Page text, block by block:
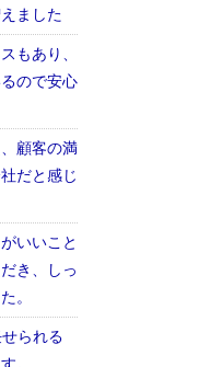
ました
もあり、
ので安心
顧客の満
だと感じ
いいこと
き、しっ
。
られる